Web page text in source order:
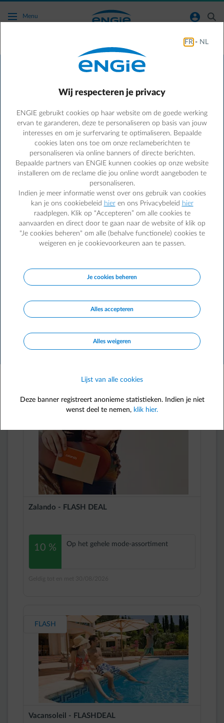
Ga naar de hoofdinhoud
Menu normal-account-circle search
kortingen bij onze vele partners en bespaar op je energie
met onze aanbiedingen voor LED-lampen, A+ huishoudelijke
apparaten, hulp bij werken in je huis en zoveel meer... Bekijk
ons aanbod en begin nu met besparen!
Bespaar energie en geld met de Smart App
en krijg zo de volledige controle over
je energieverbruik- én kosten.
Nog geen klant?
Word nu klant om van deze kortingen te kunnen
profiteren.
search
229 voordelen
Zalando - FLASH DEAL
10 % Op het gehele mode-assortiment
FLASH
Vacansoleil - FLASHDEAL
FR - NL
Wij respecteren je privacy
ENGIE gebruikt cookies op haar website om de goede werking
ervan te garanderen, deze te personaliseren op basis van jouw
interesses en om je surfervaring te optimaliseren. Bepaalde
cookies laten ons toe om onze reclameberichten te
personaliseren via online banners of directe berichten.
Bepaalde partners van ENGIE kunnen cookies op onze website
installeren om de reclame die jou online wordt aangeboden te
personaliseren.
Indien je meer informatie wenst over ons gebruik van cookies
kan je ons cookiebeleid hieren ons Privacybeleid hier
raadplegen. Klik op “Accepteren” om alle cookies te
aanvaarden en direct door te gaan naar de website of klik op
"Je cookies beheren" om alle (behalve functionele) cookies te
weigeren en je cookievoorkeuren aan te passen.
Je cookies beheren
Alles accepteren
Alles weigeren
Lijst van alle cookies
Deze banner registreert anonieme statistieken. Indien je niet
wenst deel te nemen, klik hier.